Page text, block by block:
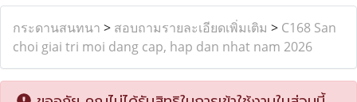
กระดานสนทนา > สอบถามรายละเอียดเพิ่มเติม > C168 San
choi giai tri moi dang cap, hap dan nhat nam 2026